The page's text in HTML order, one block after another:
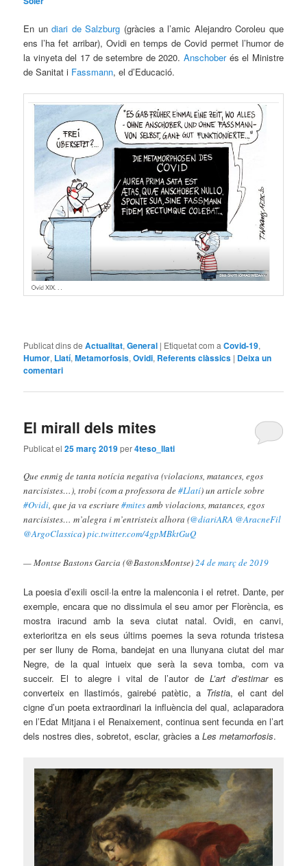
En undiari de Salzburg (gràcies a l’amic Alejandro Coroleu que
ens l’ha fet arribar), Ovidi en temps de Covid permet l’humor de
la vinyeta del 17 de setembre de 2020.Anschoberés el Ministre
de Sanitat i Fassmann, el d’Educació.
Publicat dins de Actualitat,General | Etiquetat com aCovid-19,
Humor, Llatí,Metamorfosis,Ovidi, Referents clàssics | Deixa un
comentari
El mirall dels mites
Publicat el25 març 2019per4teso_llati
Que enmig de tanta notícia negativa (violacions, matances, egos
narcisistes…), trobi (com a professora de#Llatí) un article sobre
#Ovidi, que ja va escriure#mitesamb violacions, matances, egos
narcisistes… m’alegra i m’entristeix alhora (@diariARA @AracneFil
@ArgoClassica)pic.twitter.com/4gpMBktGuQ
— Montse Bastons Garcia (@BastonsMontse)24 de març de 2019
La poesia d’exili oscil·la entre la malenconia i el retret. Dante, per
exemple, encara que no dissimula el seu amor per Florència, es
mostra iracund amb la seva ciutat natal. Ovidi, en canvi,
exterioritza en els seus últims poemes la seva rotunda tristesa
per ser lluny de Roma, bandejat en una llunyana ciutat del mar
Negre, de la qual intueix que serà la seva tomba, com va
succeir. El to alegre i vital de l’autor deL’art d’estimares
converteix en llastimós, gairebé patètic, a Tristia, el cant del
cigne d’un poeta extraordinari la influència del qual, aclaparadora
en l’Edat Mitjana i el Renaixement, continua sent fecunda en l’art
dels nostres dies, sobretot, esclar, gràcies aLes metamorfosis.